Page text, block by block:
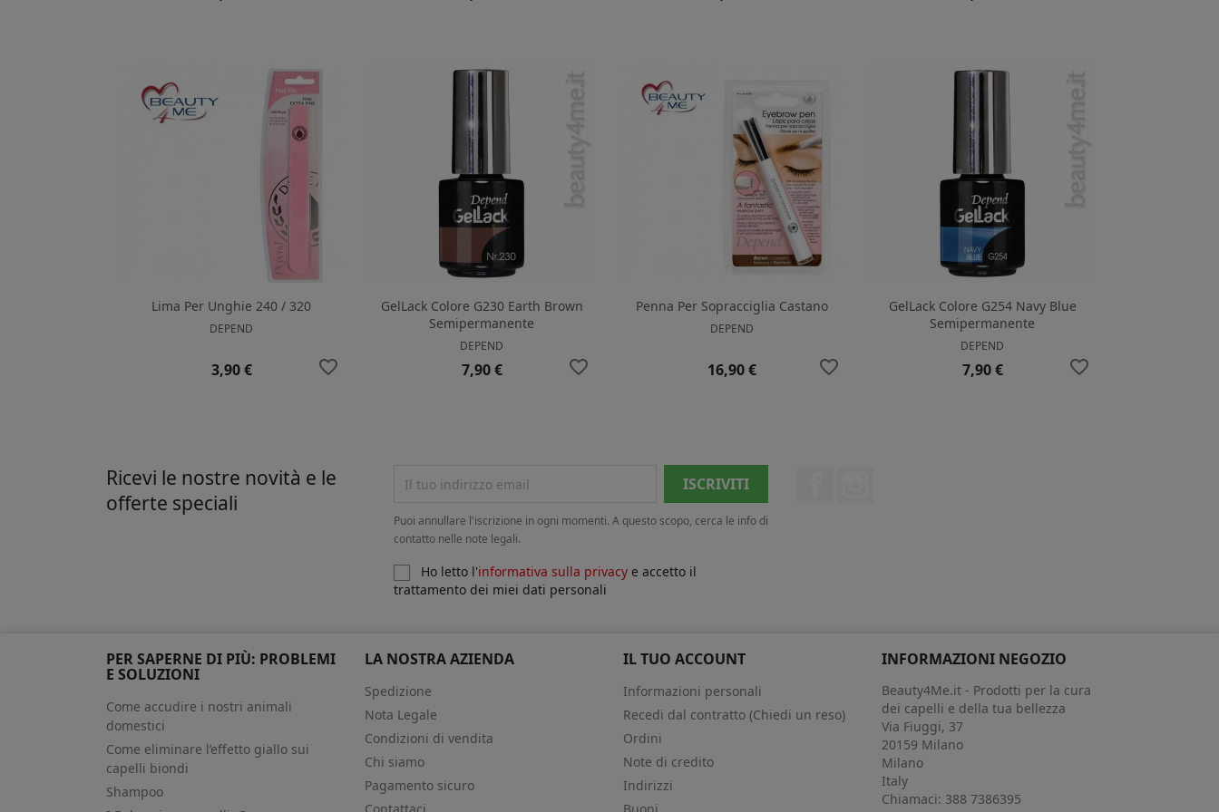
Lima Per Unghie 240 / 320
DEPEND
Prezzo
3,90 € favorite_border
GelLack Colore G230 Earth Brown
Semipermanente
DEPEND
Prezzo
7,90 € favorite_border
Penna Per Sopracciglia Castano
DEPEND
Prezzo
16,90 € favorite_border
GelLack Colore G254 Navy Blue
Semipermanente
DEPEND
Prezzo
7,90 € favorite_border
Ricevi le nostre novità e le
offerte speciali
Puoi annullare l'iscrizione in ogni momenti. A questo scopo, cerca le info di
contatto nelle note legali.
Ho letto l'informativa sulla privacye accetto il
trattamento dei miei dati personali
PER SAPERNE DI PIÙ: PROBLEMI
E SOLUZIONI
Come accudire i nostri animali
domestici
Come eliminare l’effetto giallo sui
capelli biondi
Shampoo
LA NOSTRA AZIENDA
Spedizione
Nota Legale
Condizioni di vendita
Chi siamo
Pagamento sicuro
IL TUO ACCOUNT
Informazioni personali
Recedi dal contratto (Chiedi un reso)
Ordini
Note di credito
Indirizzi
INFORMAZIONI NEGOZIO
Beauty4Me.it - Prodotti per la cura
dei capelli e della tua bellezza
Via Fiuggi, 37
20159 Milano
Milano
Italy
Chiamaci: 388 7386395